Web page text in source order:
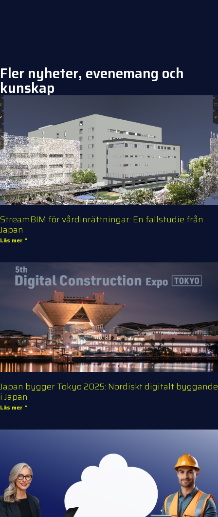
Fler nyheter, evenemang och
kunskap
StreamBIM för vårdinrättningar: En fallstudie från
Japan
Läs mer "
Japan bygger Tokyo 2025: Nordiskt digitalt byggande
i Japan
Läs mer "